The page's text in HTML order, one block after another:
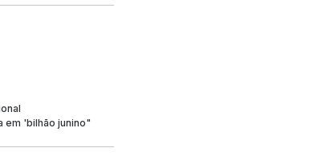
em 'bilhão junino"